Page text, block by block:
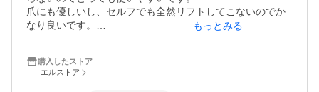
爪にも優しいし、セルフでも全然リフトしてこないのでか
なり良いです。
もっとみる
購入したストア
エルストア